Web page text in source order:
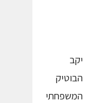
יקב
הבוטיק
המשפחתי